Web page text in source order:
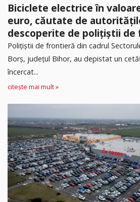
Biciclete electrice în
euro, căutate de
descoperite de polițiștii
Poliţiştii de frontieră din cadrul
Borș, județul Bihor, au depistat un
încercat...
citește mai mult »